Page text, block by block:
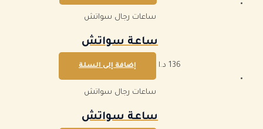
ساعات رجال سواتش
ساعة سواتش
136 د.ا إضافة إلى السلة
ساعات رجال سواتش
ساعة سواتش